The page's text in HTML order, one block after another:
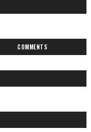
COMMENTS